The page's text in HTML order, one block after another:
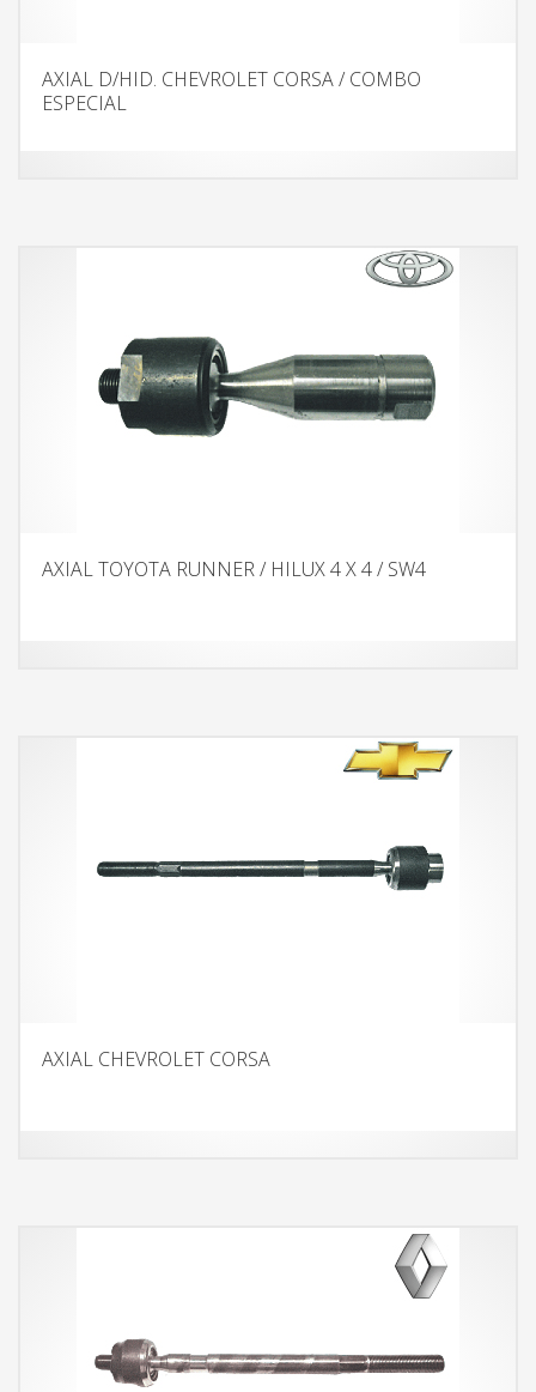
AXIAL D/HID. CHEVROLET CORSA / COMBO
ESPECIAL
AXIAL TOYOTA RUNNER / HILUX 4 X 4 / SW4
AXIAL CHEVROLET CORSA